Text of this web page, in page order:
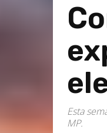
Esta
MP.